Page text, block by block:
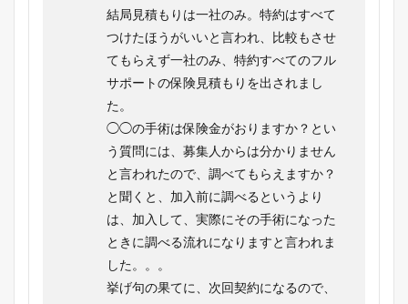
結局見積もりは一社のみ。特約はすべて
つけたほうがいいと言われ、比較もさせ
てもらえず一社のみ、特約すべてのフル
サポートの保険見積もりを出されまし
た。
◯◯の手術は保険金がおりますか？とい
う質問には、募集人からは分かりません
と言われたので、調べてもらえますか？
と聞くと、加入前に調べるというより
は、加入して、実際にその手術になった
ときに調べる流れになりますと言われま
した。。。
挙げ句の果てに、次回契約になるので、